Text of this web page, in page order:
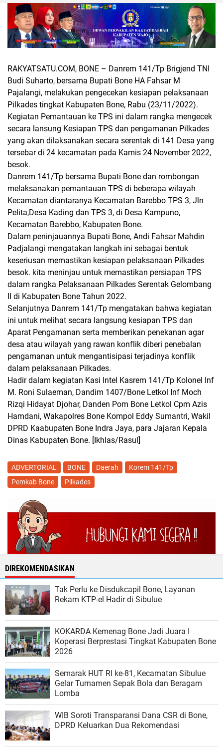
RAKYATSATU.COM, BONE – Danrem 141/Tp Brigjend TNI
Budi Suharto, bersama Bupati Bone HA Fahsar M
Pajalangi, melakukan pengecekan kesiapan pelaksanaan
Pilkades tingkat Kabupaten Bone, Rabu (23/11/2022).
Kegiatan Pemantauan ke TPS ini dalam rangka mengecek
secara lansung Kesiapan TPS dan pengamanan Pilkades
yang akan dilaksanakan secara serentak di 141 Desa yang
tersebar di 24 kecamatan pada Kamis 24 November 2022,
besok.
Danrem 141/Tp bersama Bupati Bone dan rombongan
melaksanakan pemantauan TPS di beberapa wilayah
Kecamatan diantaranya Kecamatan Barebbo TPS 3, Jln
Pelita,Desa Kading dan TPS 3, di Desa Kampuno,
Kecamatan Barebbo, Kabupaten Bone.
Dalam peninjauannya Bupati Bone, Andi Fahsar Mahdin
Padjalangi mengatakan langkah ini sebagai bentuk
keseriusan memastikan kesiapan pelaksanaan Pilkades
besok. kita meninjau untuk memastikan persiapan TPS
dalam rangka Pelaksanaan Pilkades Serentak Gelombang
II di Kabupaten Bone Tahun 2022.
Selanjutnya Danrem 141/Tp mengatakan bahwa kegiatan
ini untuk melihat secara langsung kesiapan TPS dan
Aparat Pengamanan serta memberikan penekanan agar
desa atau wilayah yang rawan konflik diberi penebalan
pengamanan untuk mengantisipasi terjadinya konflik
dalam pelaksanaan Pilkades.
Hadir dalam kegiatan Kasi Intel Kasrem 141/Tp Kolonel Inf
M. Roni Sulaeman, Dandim 1407/Bone Letkol Inf Moch
Rizqi Hidayat Djohar, Danden Pom Bone Letkol Cpm Azis
Hamdani, Wakapolres Bone Kompol Eddy Sumantri, Wakil
DPRD Kaabupaten Bone Indra Jaya, para Jajaran Kepala
Dinas Kabupaten Bone. [Ikhlas/Rasul]
ADVERTORIAL BONE Daerah
Korem 141/Tp
Pemkab Bone
Pilkades
DIREKOMENDASIKAN
Tak Perlu ke Disdukcapil Bone, Layanan
Rekam KTP-el Hadir di Sibulue
KOKARDA Kemenag Bone Jadi Juara I
Koperasi Berprestasi Tingkat Kabupaten Bone
2026
Semarak HUT RI ke-81, Kecamatan Sibulue
Gelar Turnamen Sepak Bola dan Beragam
Lomba
WIB Soroti Transparansi Dana CSR di Bone,
DPRD Keluarkan Dua Rekomendasi